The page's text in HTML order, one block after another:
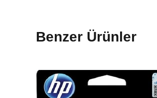
Benzer Ürünler